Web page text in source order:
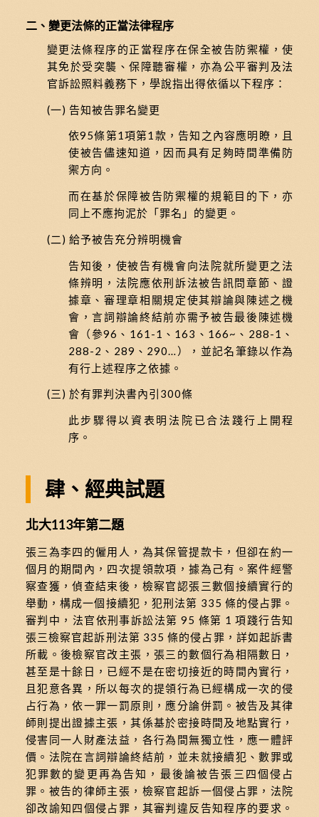
二、變更法條的正當法律程序
變更法條程序的正當程序在保全被告防禦權，使
其免於受突襲、保障聽審權，亦為公平審判及法
官訴訟照料義務下，學說指出得依循以下程序：
(一) 告知被告罪名變更
依95條第1項第1款，告知之內容應明瞭，且
使被告儘速知道，因而具有足夠時間準備防
禦方向。
而在基於保障被告防禦權的規範目的下，亦
同上不應拘泥於「罪名」的變更。
(二) 給予被告充分辨明機會
告知後，使被告有機會向法院就所變更之法
條辨明，法院應依刑訴法被告訊問章節、證
據章、審理章相關規定使其辯論與陳述之機
會，言詞辯論終結前亦需予被告最後陳述機
會（參96、161-1、163、166~、288-1、
288-2、289、290…），並記名筆錄以作為
有行上述程序之依據。
(三) 於有罪判決書內引300條
此步驟得以資表明法院已合法踐行上開程
序。
肆、經典試題
北大113年第二題
張三為李四的僱用人，為其保管提款卡，但卻在約一
個月的期間內，四次提領款項，據為己有。案件經警
察查獲，偵查結束後，檢察官認張三數個接續實行的
舉動，構成一個接續犯，犯刑法第 335 條的侵占罪。
審判中，法官依刑事訴訟法第 95 條第 1 項踐行告知
張三檢察官起訴刑法第 335 條的侵占罪，詳如起訴書
所載。後檢察官改主張，張三的數個行為相隔數日，
甚至是十餘日，已經不是在密切接近的時間內實行，
且犯意各異，所以每次的提領行為已經構成一次的侵
占行為，依一罪一罰原則，應分論併罰。被告及其律
師則提出證據主張，其係基於密接時間及地點實行，
侵害同一人財產法益，各行為間無獨立性，應一體評
價。法院在言詞辯論終結前，並未就接續犯、數罪或
犯罪數的變更再為告知，最後論被告張三四個侵占
罪。被告的律師主張，檢察官起訴一個侵占罪，法院
卻改諭知四個侵占罪，其審判違反告知程序的要求。